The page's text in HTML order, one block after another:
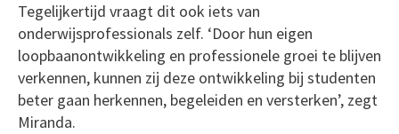
Tegelijkertijd vraagt dit ook iets van
onderwijsprofessionals zelf. ‘Door hun eigen
loopbaanontwikkeling en professionele groei te blijven
verkennen, kunnen zij deze ontwikkeling bij studenten
beter gaan herkennen, begeleiden en versterken’, zegt
Miranda.